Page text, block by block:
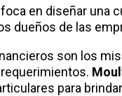
en diseñar una
dueños de las
son los
para